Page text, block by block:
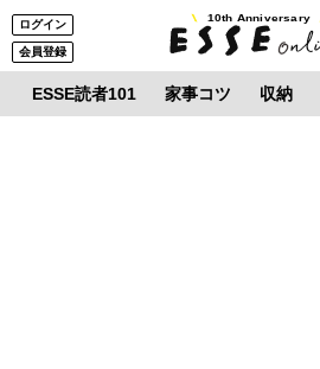
ログイン
会員登録
10th Anniversary
ESSE読者101 家事コツ 収納